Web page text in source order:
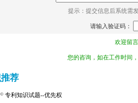
提示：提交信息后系统需
请输入验证码：
欢迎留
您的咨询，如在工作时间
荐
专利知识试题--优先权